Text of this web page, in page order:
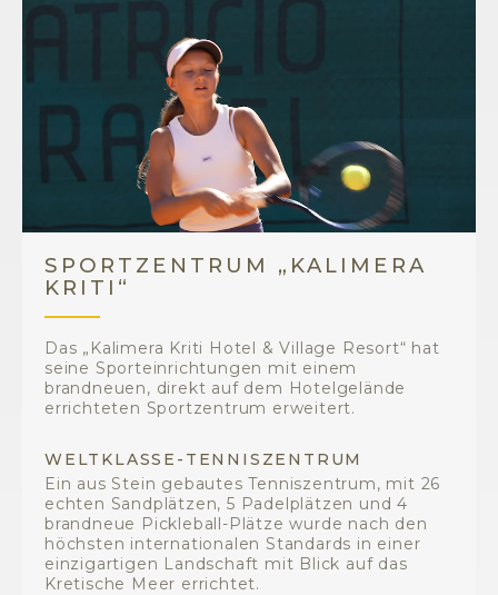
SPORTZENTRUM „KALIMERA
KRITI“
Das „Kalimera Kriti Hotel & Village Resort“ hat
seine Sporteinrichtungen mit einem
brandneuen, direkt auf dem Hotelgelände
errichteten Sportzentrum erweitert.
WELTKLASSE-TENNISZENTRUM
Ein aus Stein gebautes Tenniszentrum, mit 26
echten Sandplätzen, 5 Padelplätzen und 4
brandneue Pickleball-Plätze wurde nach den
höchsten internationalen Standards in einer
einzigartigen Landschaft mit Blick auf das
Kretische Meer errichtet.